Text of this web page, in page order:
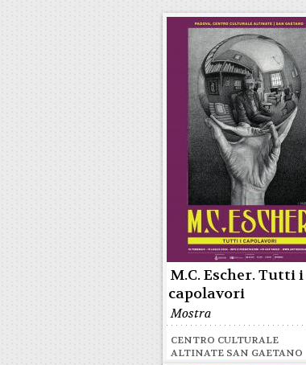
M.C. Escher. Tutti i
capolavori
Mostra
CENTRO CULTURALE
ALTINATE SAN GAETANO